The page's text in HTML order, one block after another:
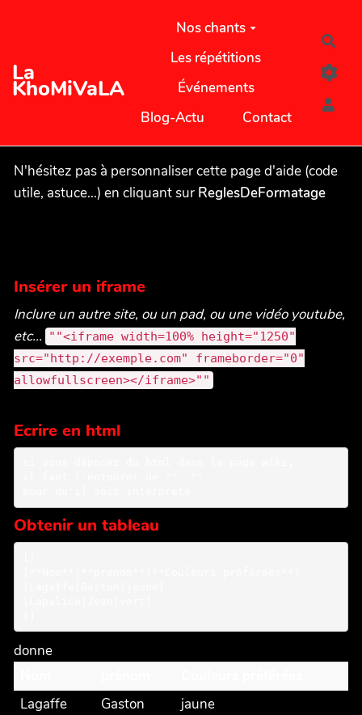
La
KhoMiVaLA
Nos chants
Les répétitions
Événements
Blog-Actu
Contact
N'hésitez pas à personnaliser cette page d'aide (code
utile, astuce...) en cliquant sur ReglesDeFormatage
Insérer un iframe
Inclure un autre site, ou un pad, ou une vidéo youtube,
etc...
""<iframe width=100% height="1250"
src="http://exemple.com" frameborder="0"
allowfullscreen></iframe>""
Ecrire en html
Obtenir un tableau
donne
Lagaffe
Gaston
jaune